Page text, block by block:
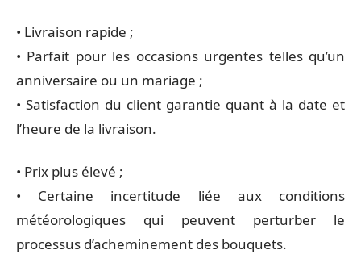
• Livraison rapide ;
• Parfait pour les occasions urgentes telles qu’un
anniversaire ou un mariage ;
• Satisfaction du client garantie quant à la date et
l’heure de la livraison.
• Prix plus élevé ;
• Certaine incertitude liée aux conditions
météorologiques qui peuvent perturber le
processus d’acheminement des bouquets.